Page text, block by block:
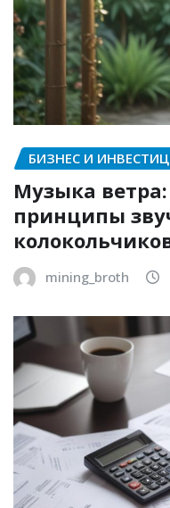
БИЗНЕС И
Музыка
принципы
mining_broth